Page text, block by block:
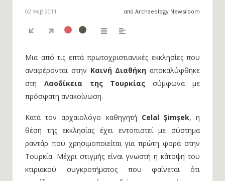
02 Φεβ 2011 από Archaeology Newsroom
Μια από τις επτά πρωτοχριστιανικές εκκλησίες που
αναφέρονται στην Καινή Διαθήκη αποκαλύφθηκε
στη Λαοδίκεια της Τουρκίας σύμφωνα με
πρόσφατη ανακοίνωση.
Κατά τον αρχαιολόγο καθηγητή Celal Şimşek, η
θέση της εκκλησίας έχει εντοπιστεί με σύστημα
ραντάρ που χρησιμοποιείται για πρώτη φορά στην
Τουρκία. Μέχρι στιγμής είναι γνωστή η κάτοψη του
κτιριακού συγκροτήματος που φαίνεται ότι